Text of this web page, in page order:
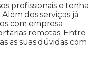
profissionais e tenha
dos serviços já
com empresa
remotas. Entre
as suas dúvidas com